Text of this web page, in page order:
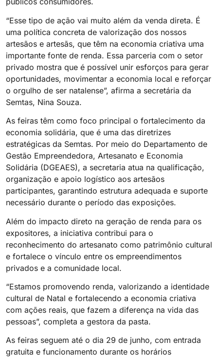
“Esse tipo de ação vai muito além da venda direta. É
uma política concreta de valorização dos nossos
artesãos e artesãs, que têm na economia criativa uma
importante fonte de renda. Essa parceria com o setor
privado mostra que é possível unir esforços para gerar
oportunidades, movimentar a economia local e reforçar
o orgulho de ser natalense”, afirma a secretária da
Semtas, Nina Souza.
As feiras têm como foco principal o fortalecimento da
economia solidária, que é uma das diretrizes
estratégicas da Semtas. Por meio do Departamento de
Gestão Empreendedora, Artesanato e Economia
Solidária (DGEAES), a secretaria atua na qualificação,
organização e apoio logístico aos artesãos
participantes, garantindo estrutura adequada e suporte
necessário durante o período das exposições.
Além do impacto direto na geração de renda para os
expositores, a iniciativa contribui para o
reconhecimento do artesanato como patrimônio cultural
e fortalece o vínculo entre os empreendimentos
privados e a comunidade local.
“Estamos promovendo renda, valorizando a identidade
cultural de Natal e fortalecendo a economia criativa
com ações reais, que fazem a diferença na vida das
pessoas”, completa a gestora da pasta.
As feiras seguem até o dia 29 de junho, com entrada
gratuita e funcionamento durante os horários